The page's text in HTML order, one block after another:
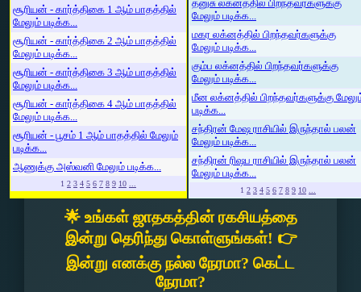
சூரியன் - கார்த்திகை 1 ஆம் பாதத்தில்
மேலும் படிக்க...
சூரியன் - கார்த்திகை 2 ஆம் பாதத்தில்
மேலும் படிக்க...
சூரியன் - கார்த்திகை 3 ஆம் பாதத்தில்
மேலும் படிக்க...
சூரியன் - கார்த்திகை 4 ஆம் பாதத்தில்
மேலும் படிக்க...
சூரியன் - பூசம் 1 ஆம் பாதத்தில் மேலும்
படிக்க...
ஆணுக்கு அஸ்வனி மேலும் படிக்க...
1 2 3 4 5 6 7 8 9 10 ...
தனுசு லக்னத்தில் பிறந்தவர்களுக்கு
மேலும் படிக்க...
மகர லக்னத்தில் பிறந்தவர்களுக்கு
மேலும் படிக்க...
கும்ப லக்னத்தில் பிறந்தவர்களுக்கு
மேலும் படிக்க...
மீன லக்னத்தில் பிறந்தவர்களுக்கு
படிக்க...
சந்திரன் மேஷ ராசியில் இருந்தால் பலன்
மேலும் படிக்க...
சந்திரன் ரிஷப ராசியில் இருந்தால் பலன்
மேலும் படிக்க...
1 2 3 4 5 6 7 8 9 10 ...
🌟 உங்கள் ஜாதகத்தின் ரகசியத்தை
இன்று தெரிந்து கொள்ளுங்கள்! 👉
இன்று எனக்கு நல்ல நேரமா? கெட்ட
நேரமா?